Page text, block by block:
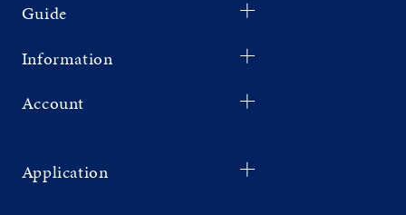
Guide
Information
Account
Application